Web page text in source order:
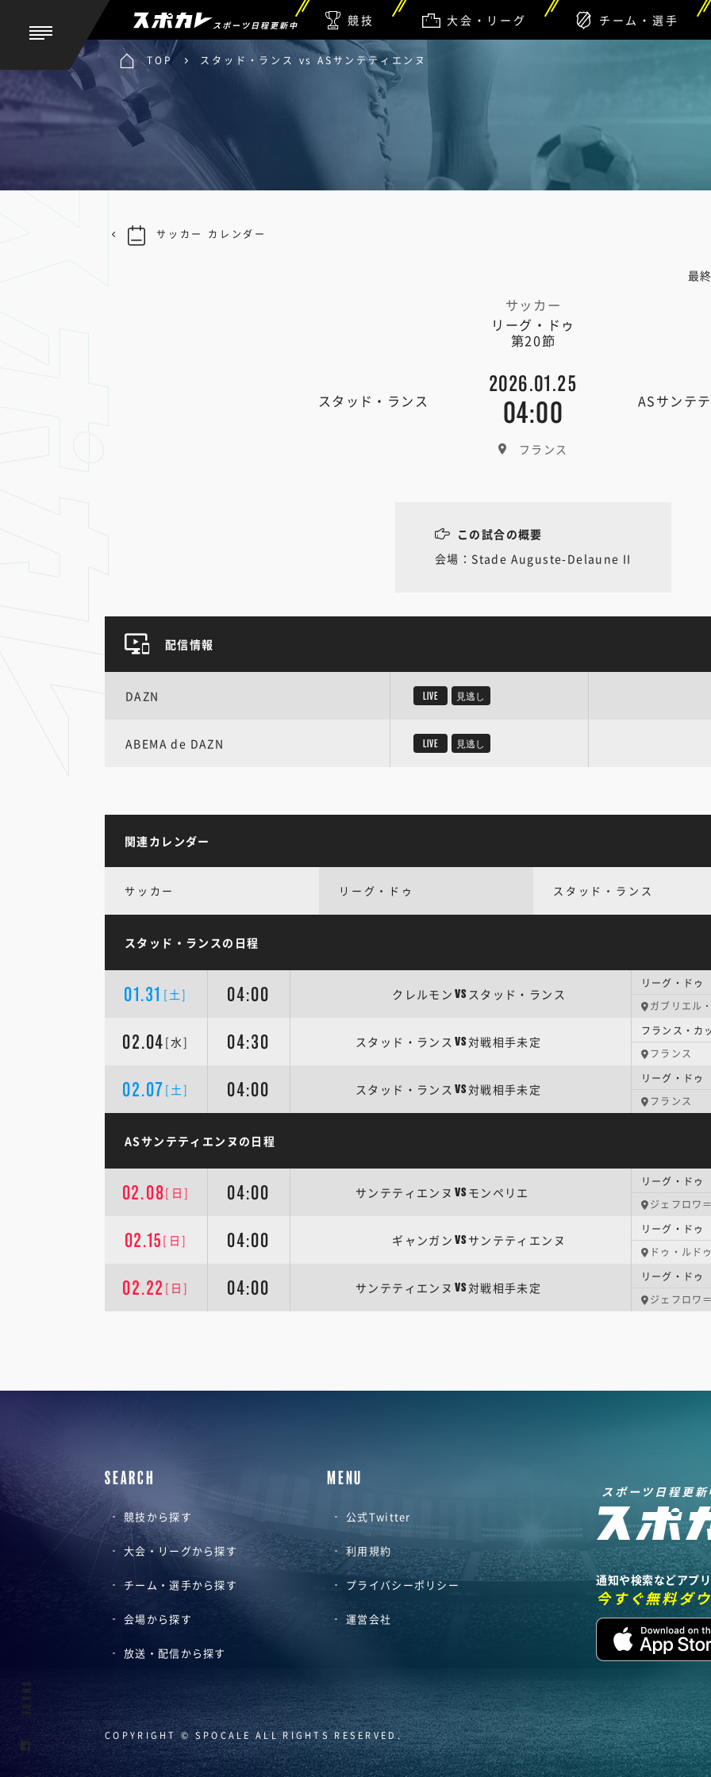
スポーツ日程更新中 競技 大会・リーグ チーム・選手
TOP スタッド・ランス vs ASサンテティエンヌ
最
サッカー
リーグ・ドゥ
第20節
スタッド・ランス
2026.01.25
04:00 ASサンテ
フランス
サッカー カレンダー
この試合の概要
会場：Stade Auguste-Delaune II
配信情報
DAZN LIVE 見逃し
ABEMA de DAZN LIVE 見逃し
関連カレンダー
サッカー リーグ・ドゥ スタッド・ランス
スタッド・ランスの日程
01.31 [土] 04:00 クレルモン VS スタッド・ランス
リーグ・ド
ガブリエル
02.04 [水] 04:30 スタッド・ランス VS対戦相手未定
フランス・
フランス
02.07 [土] 04:00 スタッド・ランス VS対戦相手未定
リーグ・ド
フランス
ASサンテティエンヌの日程
02.08[日] 04:00 サンテティエンヌ VS モンペリエ
リーグ・ド
ジェフロワ
02.15 [日] 04:00 ギャンガン VS サンテティエンヌ
リーグ・ド
ドゥ・ルド
02.22 [日] 04:00 サンテティエンヌ VS対戦相手未定
リーグ・ド
ジェフロワ
SEARCH
競技から探す
大会・リーグから探す
チーム・選手から探す
会場から探す
放送・配信から探す
MENU
公式Twitter
利用規約
プライバシーポリシー
運営会社
スポーツ日程更新
通知や検索などアプ
今すぐ無料ダ
COPYRIGHT © SPOCALE ALL RIGHTS RESERVED.
SHARE